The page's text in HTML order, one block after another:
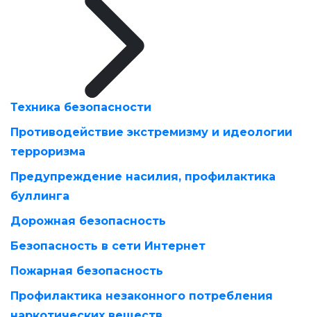
Техника безопасности
Противодействие экстремизму и идеологии
терроризма
Предупреждение насилия, профилактика
буллинга
Дорожная безопасность
Безопасность в сети Интернет
Пожарная безопасность
Профилактика незаконного потребления